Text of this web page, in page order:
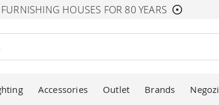
FURNISHING HOUSES FOR 80 YEARS
Accessories Outlet Brands Negozi